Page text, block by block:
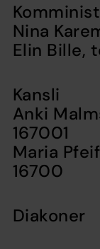
Nina
Elin Bille,
Kansli
Anki
167001
Maria
16700
Diakoner